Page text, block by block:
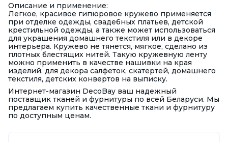
Описание и применение:
Легкое, красивое гипюровое кружево применяется
при отделке одежды, свадебных платьев, детской
крестильной одежды, а также может использоваться
для украшения домашнего текстиля или в декоре
интерьера. Кружево не тянется, мягкое, сделано из
плотных блестящих нитей. Такую кружевную ленту
можно применить в качестве нашивки на края
изделий, для декора салфеток, скатертей, домашнего
текстиля, детских конвертов на выписку.
Интернет-магазин DecoBay ваш надежный
поставщик тканей и фурнитуры по всей Беларуси. Мы
предлагаем купить качественные ткани и фурнитуру
по доступным ценам.